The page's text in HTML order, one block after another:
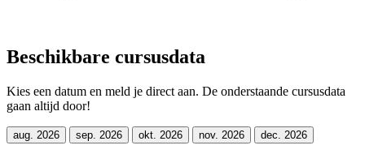
Beschikbare cursusdata
Kies een datum en meld je direct aan. De onderstaande cursusdata
gaan altijd door!
aug. 2026 sep. 2026 okt. 2026 nov. 2026 dec. 2026